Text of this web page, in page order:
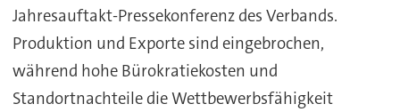
Jahresauftakt-Pressekonferenz des Verbands.
Produktion und Exporte sind eingebrochen,
während hohe Bürokratiekosten und
Standortnachteile die Wettbewerbsfähigkeit